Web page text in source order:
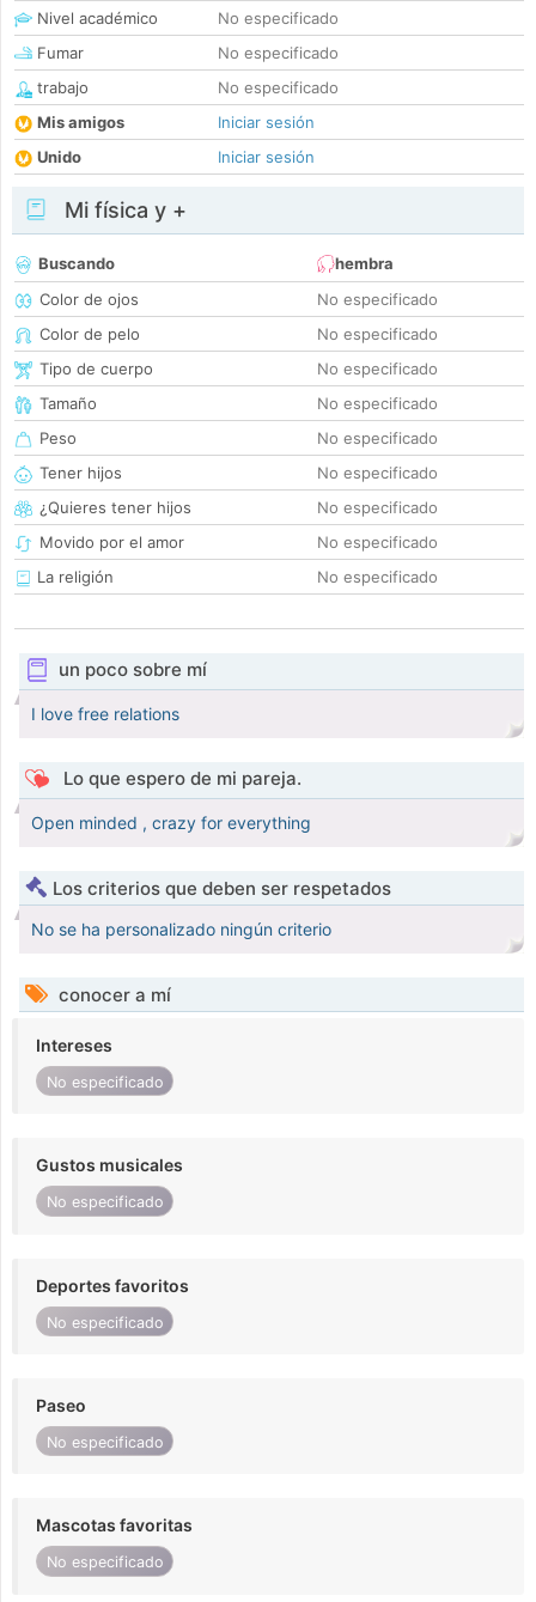
Nivel académico
No especificado
Fumar
No especificado
trabajo
No especificado
Mis amigos
Iniciar sesión
Unido
Iniciar sesión
Mi física y +
Buscando
hembra
Color de ojos
No especificado
Color de pelo
No especificado
Tipo de cuerpo
No especificado
Tamaño
No especificado
Peso
No especificado
Tener hijos
No especificado
¿Quieres tener hijos
No especificado
Movido por el amor
No especificado
La religión
No especificado
un poco sobre mí
I love free relations
Lo que espero de mi pareja.
Open minded , crazy for everything
Los criterios que deben ser respetados
No se ha personalizado ningún criterio
conocer a mí
Intereses
No especificado
Gustos musicales
No especificado
Deportes favoritos
No especificado
Paseo
No especificado
Mascotas favoritas
No especificado